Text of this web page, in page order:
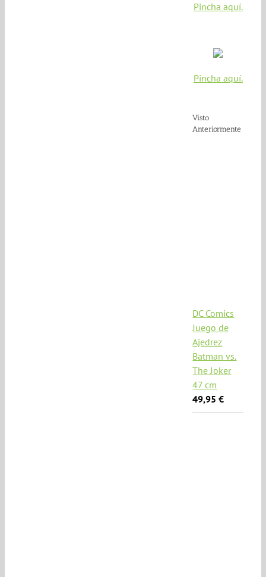
Pincha aquí.
Pincha aquí.
Visto
Anteriormente
DC Comics
Juego de
Ajedrez
Batman vs.
The Joker
47 cm
49,95€